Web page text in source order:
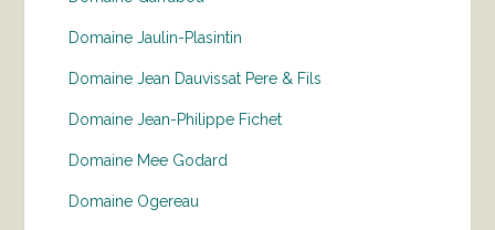
Domaine Jaulin-Plasintin
Domaine Jean Dauvissat Pere & Fils
Domaine Jean-Philippe Fichet
Domaine Mee Godard
Domaine Ogereau